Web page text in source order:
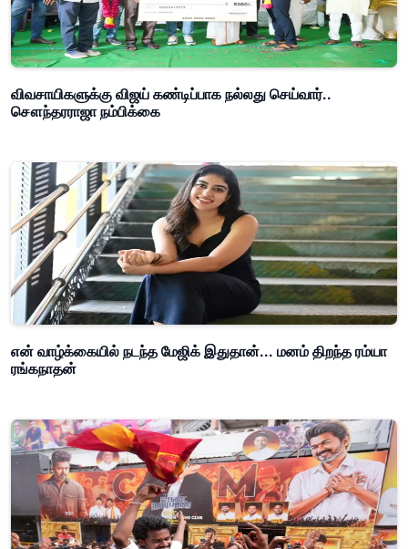
விவசாயிகளுக்கு விஜய் கண்டிப்பாக நல்லது செய்வார்..
சௌந்தரராஜா நம்பிக்கை
என் வாழ்க்கையில் நடந்த மேஜிக் இதுதான்... மனம் திறந்த ரம்யா
ரங்கநாதன்